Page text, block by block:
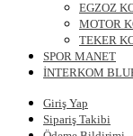
EGZOZ
MOTOR
TEKER
SPOR MANET
İNTERKOM
Giriş Yap
Sipariş Takibi